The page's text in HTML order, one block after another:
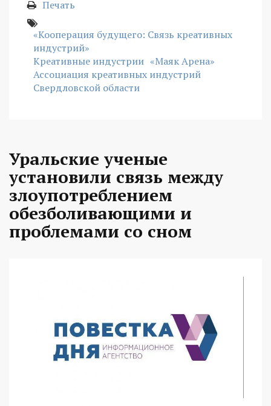
Печать
«Кооперация будущего: Связь креативных
индустрий»
Креативные индустрии «Маяк Арена»
Ассоциация креативных индустрий
Свердловской области
Уральские ученые
установили связь между
злоупотреблением
обезболивающими и
проблемами со сном